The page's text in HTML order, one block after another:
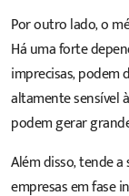
Por outro lado, o
Há uma forte
imprecisas, podem
altamente sensível
podem gerar
Além disso, tende
empresas em fase